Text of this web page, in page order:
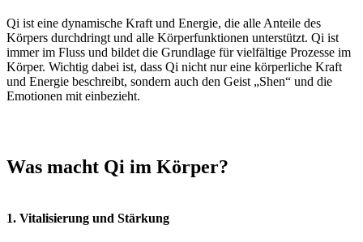
Qi ist eine dynamische Kraft und Energie, die alle Anteile des
Körpers durchdringt und alle Körperfunktionen unterstützt. Qi ist
immer im Fluss und bildet die Grundlage für vielfältige Prozesse im
Körper. Wichtig dabei ist, dass Qi nicht nur eine körperliche Kraft
und Energie beschreibt, sondern auch den Geist „Shen“ und die
Emotionen mit einbezieht.
Was macht Qi im Körper?
1. Vitalisierung und Stärkung